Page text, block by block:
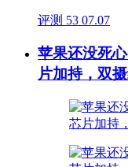
评测 53 07.07
苹果还没死
片加持，双